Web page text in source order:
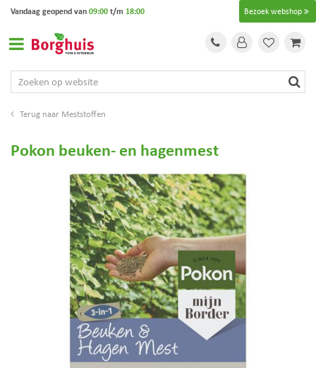
Meststoffen
Bezoek webshop
Vandaag geopend van09:00t/m 18:00
Pokon beuken- en hagenmest